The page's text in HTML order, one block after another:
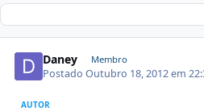
Daney Membro
PostadoOutubro 18, 2012 em
AUTOR